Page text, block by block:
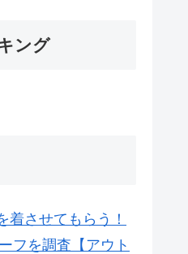
ング
着させてもらう！
フを調査【アウト